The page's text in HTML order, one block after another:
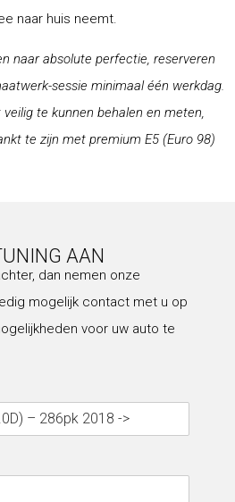
naar huis neemt.
naar absolute perfectie, reserveren
sessie minimaal één werkdag.
te kunnen behalen en meten,
te zijn met premium E5 (Euro 98)
AAN
dan nemen onze
mogelijk contact met u op
voor uw auto te